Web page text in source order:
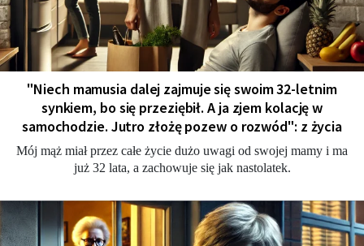
"Niech mamusia dalej zajmuje się swoim 32-letnim
synkiem, bo się przeziębił. A ja zjem kolację w
samochodzie. Jutro złożę pozew o rozwód": z życia
Mój mąż miał przez całe życie dużo uwagi od swojej mamy i ma
już 32 lata, a zachowuje się jak nastolatek.